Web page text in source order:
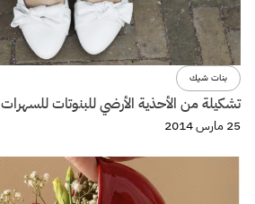
بنات شيك
تشكيلة من الأحذية الأرضي للبنوتات للسهرات
25 مارس 2014